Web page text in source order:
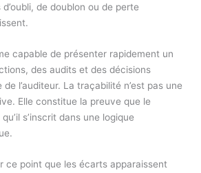
de doublon ou de perte
capable de présenter rapidement un
des audits et des décisions
l’auditeur. La traçabilité n’est pas une
Elle constitue la preuve que le
s’inscrit dans une logique
ce point que les écarts apparaissent